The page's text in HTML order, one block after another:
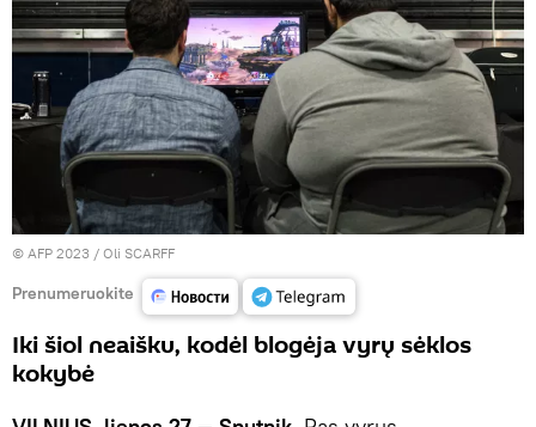
© AFP 2023 / Oli SCARFF
Prenumeruokite
Iki šiol neaišku, kodėl blogėja vyrų sėklos
kokybė